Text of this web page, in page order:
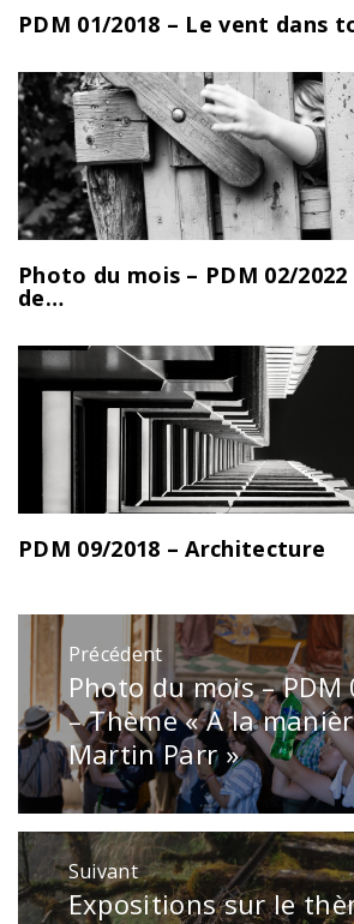
PDM 01/2018 – Le vent dans
Photo du mois – PDM 02/
de…
PDM 09/2018 – Architecture
Navigation
de
l’article
Précédent
Publication
précédente
:
Photo du mois –
– Thème « A la
Martin Parr »
Suivant
Publication
Expositions sur le